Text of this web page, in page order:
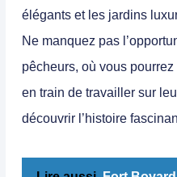
élégants et les jardins
Ne manquez pas
pêcheurs, où vous
en train de travailler sur
découvrir l’histoire